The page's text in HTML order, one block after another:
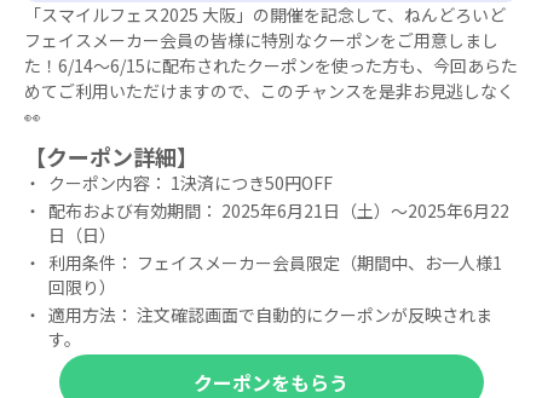
「スマイルフェス2025 大阪」の開催を記念して、ねんどろいど
フェイスメーカー会員の皆様に特別なクーポンをご用意しまし
た！6/14～6/15に配布されたクーポンを使った方も、今回あらた
めてご利用いただけますので、このチャンスを是非お見逃しなく
👀
【クーポン詳細】
クーポン内容： 1決済につき50円OFF
配布および有効期間： 2025年6月21日（土）～2025年6月22
日（日）
利用条件： フェイスメーカー会員限定（期間中、お一人様1
回限り）
適用方法： 注文確認画面で自動的にクーポンが反映されま
す。
クーポンをもらう